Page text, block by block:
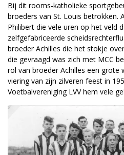
Bij dit rooms-katholieke
broeders van St. Louis betrokken.
Philibert die vele uren op het veld
zelfgefabriceerde
broeder Achilles die het stokje
die gevraagd was zich met MCC
rol van broeder Achilles een grote
viering van zijn zilveren feest in
Voetbalvereniging LVV hem vele